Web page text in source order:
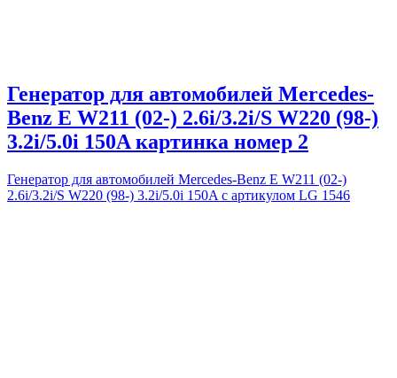
Генератор для автомобилей Mercedes-
Benz E W211 (02-) 2.6i/3.2i/S W220 (98-)
3.2i/5.0i 150A картинка номер 2
Генератор для автомобилей Mercedes-Benz E W211 (02-)
2.6i/3.2i/S W220 (98-) 3.2i/5.0i 150A с артикулом LG 1546